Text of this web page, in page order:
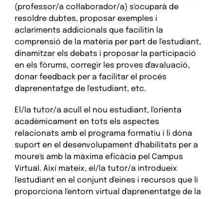
(professor/a col·laborador/a) s'ocuparà de
resoldre dubtes, proposar exemples i
aclariments addicionals que facilitin la
comprensió de la matèria per part de l'estudiant,
dinamitzar els debats i proposar la participació
en els fòrums, corregir les proves d'avaluació,
donar feedback per a facilitar el procés
d'aprenentatge de l'estudiant, etc.
El/la tutor/a acull el nou estudiant, l'orienta
acadèmicament en tots els aspectes
relacionats amb el programa formatiu i li dóna
suport en el desenvolupament d'habilitats per a
moure's amb la màxima eficàcia pel Campus
Virtual. Així mateix, el/la tutor/a introdueix
l'estudiant en el conjunt d'eines i recursos que li
proporciona l'entorn virtual d'aprenentatge de la